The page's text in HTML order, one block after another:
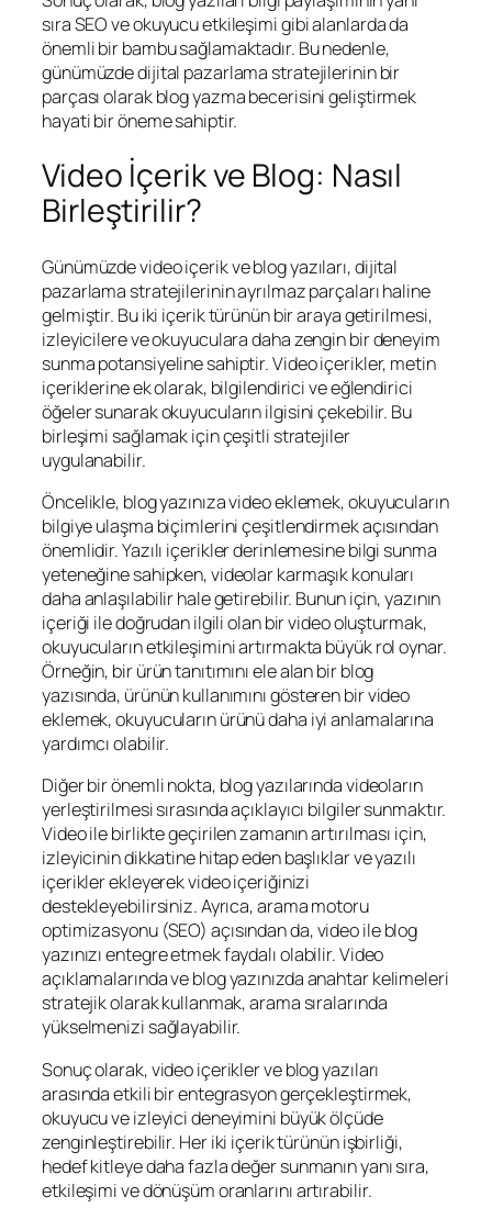
sıra SEO ve okuyucu etkileşimi gibi alanlarda da
önemli bir bambu sağlamaktadır. Bu nedenle,
günümüzde dijital pazarlama stratejilerinin bir
parçası olarak blog yazma becerisini geliştirmek
hayati bir öneme sahiptir.
Video İçerik ve Blog: Nasıl
Birleştirilir?
Günümüzde video içerik ve blog yazıları, dijital
pazarlama stratejilerinin ayrılmaz parçaları haline
gelmiştir. Bu iki içerik türünün bir araya getirilmesi,
izleyicilere ve okuyuculara daha zengin bir deneyim
sunma potansiyeline sahiptir. Video içerikler, metin
içeriklerine ek olarak, bilgilendirici ve eğlendirici
öğeler sunarak okuyucuların ilgisini çekebilir. Bu
birleşimi sağlamak için çeşitli stratejiler
uygulanabilir.
Öncelikle, blog yazınıza video eklemek, okuyucuların
bilgiye ulaşma biçimlerini çeşitlendirmek açısından
önemlidir. Yazılı içerikler derinlemesine bilgi sunma
yeteneğine sahipken, videolar karmaşık konuları
daha anlaşılabilir hale getirebilir. Bunun için, yazının
içeriği ile doğrudan ilgili olan bir video oluşturmak,
okuyucuların etkileşimini artırmakta büyük rol oynar.
Örneğin, bir ürün tanıtımını ele alan bir blog
yazısında, ürünün kullanımını gösteren bir video
eklemek, okuyucuların ürünü daha iyi anlamalarına
yardımcı olabilir.
Diğer bir önemli nokta, blog yazılarında videoların
yerleştirilmesi sırasında açıklayıcı bilgiler sunmaktır.
Video ile birlikte geçirilen zamanın artırılması için,
izleyicinin dikkatine hitap eden başlıklar ve yazılı
içerikler ekleyerek video içeriğinizi
destekleyebilirsiniz. Ayrıca, arama motoru
optimizasyonu (SEO) açısından da, video ile blog
yazınızı entegre etmek faydalı olabilir. Video
açıklamalarında ve blog yazınızda anahtar kelimeleri
stratejik olarak kullanmak, arama sıralarında
yükselmenizi sağlayabilir.
Sonuç olarak, video içerikler ve blog yazıları
arasında etkili bir entegrasyon gerçekleştirmek,
okuyucu ve izleyici deneyimini büyük ölçüde
zenginleştirebilir. Her iki içerik türünün işbirliği,
hedef kitleye daha fazla değer sunmanın yanı sıra,
etkileşimi ve dönüşüm oranlarını artırabilir.